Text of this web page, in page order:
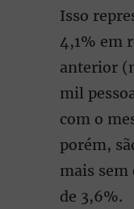
Isso
4,1% em
anterior
mil
com o
porém,
mais sem
de 3,6%.